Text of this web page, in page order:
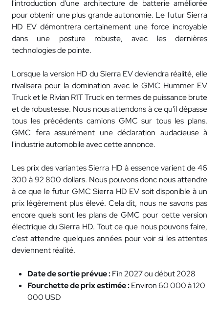
l'introduction d'une architecture de batterie améliorée
pour obtenir une plus grande autonomie. Le futur Sierra
HD EV démontrera certainement une force incroyable
dans une posture robuste, avec les dernières
technologies de pointe.
Lorsque la version HD du Sierra EV deviendra réalité, elle
rivalisera pour la domination avec le GMC Hummer EV
Truck et le Rivian R1T Truck en termes de puissance brute
et de robustesse. Nous nous attendons à ce qu'il dépasse
tous les précédents camions GMC sur tous les plans.
GMC fera assurément une déclaration audacieuse à
l'industrie automobile avec cette annonce.
Les prix des variantes Sierra HD à essence varient de 46
300 à 92 800 dollars. Nous pouvons donc nous attendre
à ce que le futur GMC Sierra HD EV soit disponible à un
prix légèrement plus élevé. Cela dit, nous ne savons pas
encore quels sont les plans de GMC pour cette version
électrique du Sierra HD. Tout ce que nous pouvons faire,
c'est attendre quelques années pour voir si les attentes
deviennent réalité.
Date de sortie prévue :Fin 2027 ou début 2028
Fourchette de prix estimée :Environ 60 000 à 120
000 USD